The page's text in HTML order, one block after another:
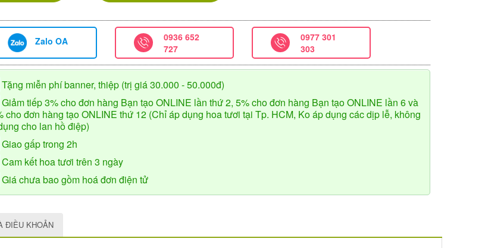
Zalo OA
0936 652
727
0977 301
303
Tặng miễn phí banner, thiệp (trị giá 30.000 - 50.000đ)
Giảm tiếp 3% cho đơn hàng Bạn tạo ONLINE lần thứ 2, 5% cho đơn hàng Bạn tạo ONLINE lần 6 và
cho đơn hàng tạo ONLINE thứ 12 (Chỉ áp dụng hoa tươi tại Tp. HCM, Ko áp dụng các dịp lễ, không
cho lan hồ điệp)
Giao gấp trong 2h
Cam kết hoa tươi trên 3 ngày
Giá chưa bao gồm hoá đơn điện tử
ĐIỀU KHOẢN